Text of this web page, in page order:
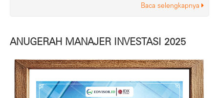
Baca selengkapnya
ANUGERAH MANAJER INVESTASI 2025